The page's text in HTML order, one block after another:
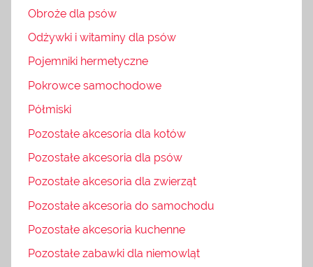
Obroże dla psów
Odżywki i witaminy dla psów
Pojemniki hermetyczne
Pokrowce samochodowe
Półmiski
Pozostałe akcesoria dla kotów
Pozostałe akcesoria dla psów
Pozostałe akcesoria dla zwierząt
Pozostałe akcesoria do samochodu
Pozostałe akcesoria kuchenne
Pozostałe zabawki dla niemowląt